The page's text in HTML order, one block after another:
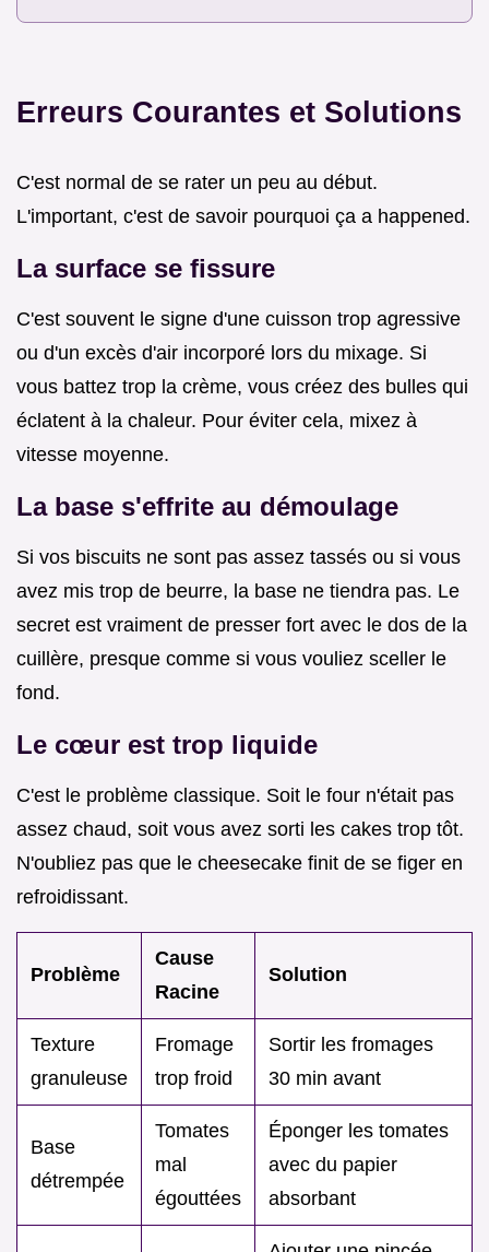
Erreurs Courantes et Solutions
C'est normal de se rater un peu au début.
L'important, c'est de savoir pourquoi ça a happened.
La surface se fissure
C'est souvent le signe d'une cuisson trop agressive
ou d'un excès d'air incorporé lors du mixage. Si
vous battez trop la crème, vous créez des bulles qui
éclatent à la chaleur. Pour éviter cela, mixez à
vitesse moyenne.
La base s'effrite au démoulage
Si vos biscuits ne sont pas assez tassés ou si vous
avez mis trop de beurre, la base ne tiendra pas. Le
secret est vraiment de presser fort avec le dos de la
cuillère, presque comme si vous vouliez sceller le
fond.
Le cœur est trop liquide
C'est le problème classique. Soit le four n'était pas
assez chaud, soit vous avez sorti les cakes trop tôt.
N'oubliez pas que le cheesecake finit de se figer en
refroidissant.
Problème
Cause
Racine
Solution
Texture
granuleuse
Fromage
trop froid
Sortir les fromages
30 min avant
Base
détrempée
Tomates
mal
égouttées
Éponger les tomates
avec du papier
absorbant